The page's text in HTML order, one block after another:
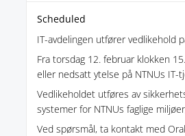
Scheduled
IT-avdelingen utfører vedlikehold
Fra torsdag 12. februar klokken
eller nedsatt ytelse på NTNUs
Vedlikeholdet utføres av
systemer for NTNUs faglige
Ved spørsmål, ta kontakt med